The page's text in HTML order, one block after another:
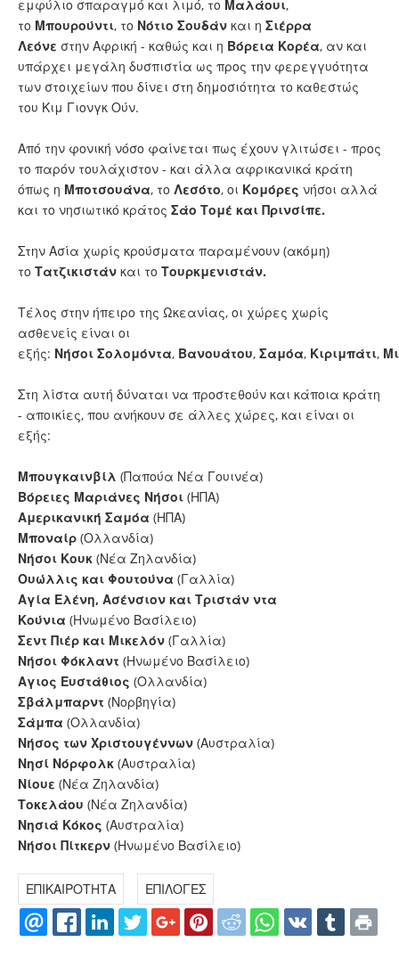
εμφύλιο σπαραγμό και λιμό, το Μαλάουι,
το Μπουρούντι, το Νότιο Σουδάν και η Σιέρρα
Λεόνε στην Αφρική - καθώς και η Βόρεια Κορέα, αν και
υπάρχει μεγάλη δυσπιστία ως προς την φερεγγυότητα
των στοιχείων που δίνει στη δημοσιότητα το καθεστώς
του Κιμ Γιονγκ Ούν.
Από την φονική νόσο φαίνεται πως έχουν γλιτώσει - προς
το παρόν τουλάχιστον - και άλλα αφρικανικά κράτη
όπως η Μποτσουάνα, το Λεσότο, οι Κομόρες νήσοι αλλά
και το νησιωτικό κράτος Σάο Τομέ και Πρινσίπε.
Στην Ασία χωρίς κρούσματα παραμένουν (ακόμη)
το Τατζικιστάν και το Τουρκμενιστάν.
Τέλος στην ήπειρο της Ωκεανίας, οι χώρες χωρίς
ασθενείς είναι οι
εξής: Νήσοι Σολομόντα, Βανουάτου, Σαμόα, Κιριμπάτι,
Στη λίστα αυτή δύναται να προστεθούν και κάποια κράτη
- αποικίες, που ανήκουν σε άλλες χώρες, και είναι οι
εξής:
Μπουγκαινβίλ (Παπούα Νέα Γουινέα)
Βόρειες Μαριάνες Νήσοι (ΗΠΑ)
Αμερικανική Σαμόα (ΗΠΑ)
Μποναίρ (Ολλανδία)
Νήσοι Κουκ (Νέα Ζηλανδία)
Ουώλλις και Φουτούνα (Γαλλία)
Αγία Ελένη, Ασένσιον και Τριστάν ντα
Κούνια (Ηνωμένο Βασίλειο)
Σεντ Πιέρ και Μικελόν (Γαλλία)
Νήσοι Φόκλαντ (Ηνωμένο Βασίλειο)
Αγιος Ευστάθιος (Ολλανδία)
Σβάλμπαρντ (Νορβηγία)
Σάμπα (Ολλανδία)
Νήσος των Χριστουγέννων (Αυστραλία)
Νησί Νόρφολκ (Αυστραλία)
Νίουε (Νέα Ζηλανδία)
Τοκελάου (Νέα Ζηλανδία)
Νησιά Κόκος (Αυστραλία)
Νήσοι Πίτκερν (Ηνωμένο Βασίλειο)
ΕΠΙΚΑΙΡΟΤΗΤΑ ΕΠΙΛΟΓΕΣ